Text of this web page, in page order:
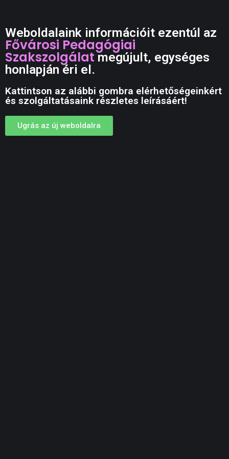
Weboldalaink információit ezentúl az
Fővárosi Pedagógiai
Szakszolgálatmegújult, egységes
honlapján éri el.
Kattintson az alábbi gombra elérhetőségeinkért
és szolgáltatásaink részletes leírásáért!
Ugrás az új weboldalra